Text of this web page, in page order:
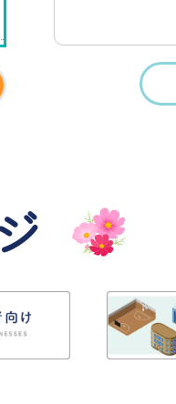
新着情報のRSSを見る